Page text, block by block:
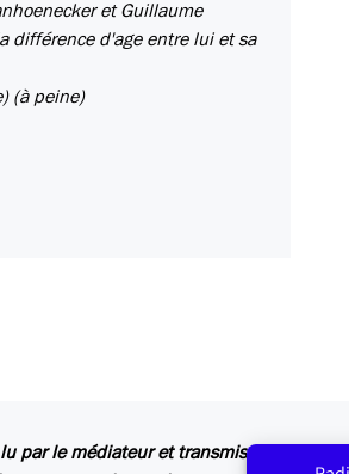
et Guillaume
différence d'age entre lui et sa
(à peine)
par le médiateur et transmis au service